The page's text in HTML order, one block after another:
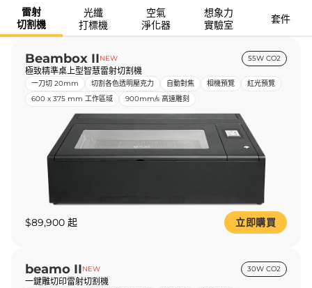
雷射
切割機
光纖
打標機
空氣
淨化器
想象力
實驗室
套件
Beambox IINEW 55W CO2
極致精準桌上型智慧雷射切割機
一刀切 20mm 切割各色透明壓克力 自動對焦 相機預覽
紅光預覽
600 x 375 mm 工作區域
900mm/s 高速雕刻
$89,900 起 立即購買
beamo IINEW 30W CO2
一鍵雕切印雷射切割機